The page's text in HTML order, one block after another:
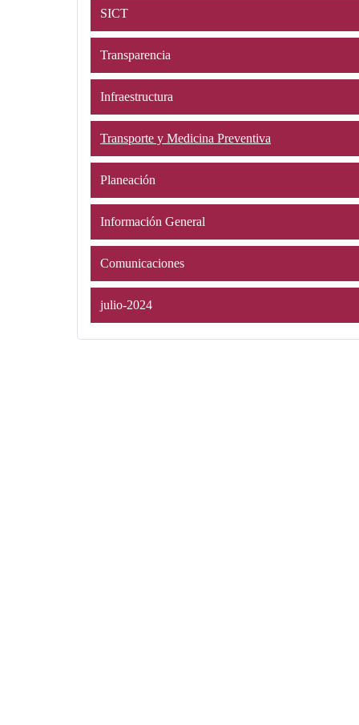
SICT
Transparencia
Infraestructura
Transporte y Medicina Preventiva
Planeación
Información General
Comunicaciones
julio-2024